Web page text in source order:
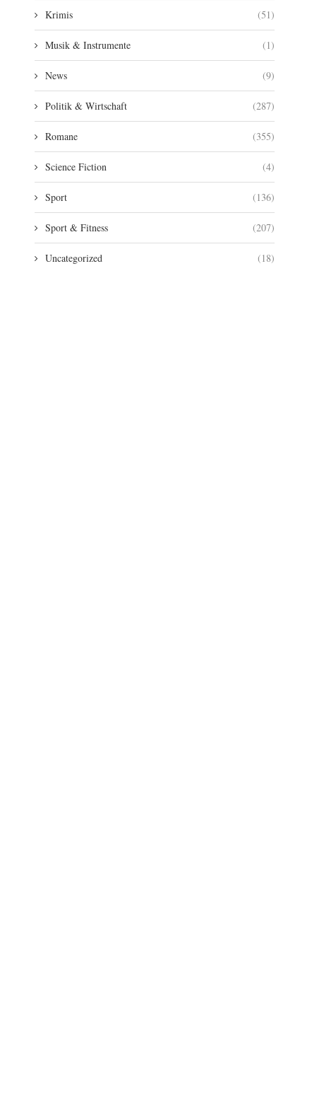
Krimis (51)
Musik & Instrumente (1)
News (9)
Politik & Wirtschaft (287)
Romane (355)
Science Fiction (4)
Sport (136)
Sport & Fitness (207)
Uncategorized (18)